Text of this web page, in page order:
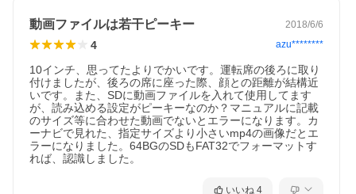
動画ファイルは若干ピーキー 2018/6/6
4 azu********
10インチ、思ってたよりでかいです。運転席の後ろに取り
付けましたが、後ろの席に座った際、顔との距離が結構近
いです。また、SDに動画ファイルを入れて使用してます
が、読み込める設定がピーキーなのか？マニュアルに記載
のサイズ等に合わせた動画でないとエラーになります。カ
ーナビで見れた、指定サイズより小さいmp4の画像だとエ
ラーになりました。64BGのSDもFAT32でフォーマットす
れば、認識しました。
いいね 4